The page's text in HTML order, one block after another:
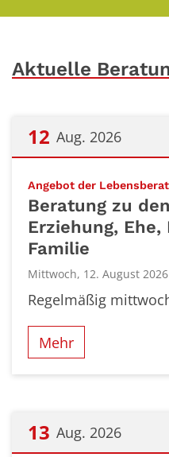
Aktuelle
12 Aug. 2026
Angebot der
Beratung zu
Erziehung,
Familie
Mittwoch, 12. August
Regelmäßig
Mehr
13 Aug. 2026